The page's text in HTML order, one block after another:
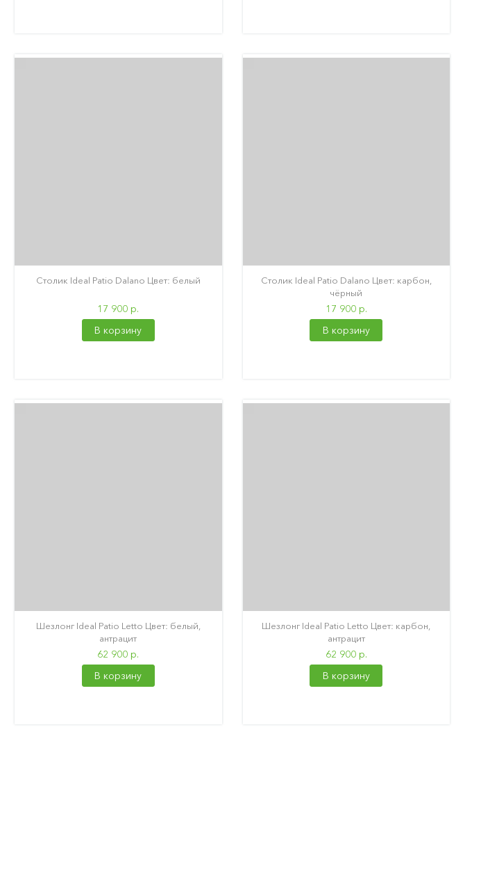
Столик Ideal Patio Dalano Цвет: белый
17 900 р.
В корзину
Столик Ideal Patio Dalano Цвет: карбон,
чёрный
17 900 р.
В корзину
Шезлонг Ideal Patio Letto Цвет: белый,
антрацит
62 900 р.
В корзину
Шезлонг Ideal Patio Letto Цвет: карбон,
антрацит
62 900 р.
В корзину